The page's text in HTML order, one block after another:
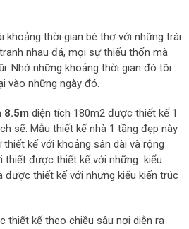
khoảng thời gian bé thơ với những trái
nhau đá, mọi sự thiếu thốn mà
Nhớ những khoảng thời gian đó tôi
vào những ngày đó.
8.5m diện tích 180m2 được thiết kế 1
sẽ. Mẫu thiết kế nhà 1 tầng đẹp này
kế với khoảng sân dài và rộng
thiết được thiết kế với những kiểu
được thiết kế với nhưng kiểu kiến trúc
thiết kế theo chiều sâu nơi diễn ra